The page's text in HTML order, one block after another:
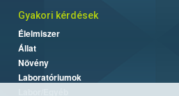
Gyakori kérdések
Élelmiszer
Állat
Növény
Laboratóriumok